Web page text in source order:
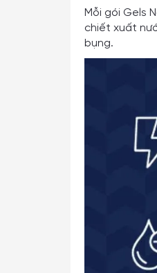
Mỗi gói Gels
chiết xuất
bụng.